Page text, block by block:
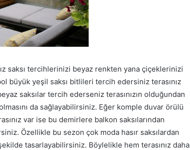
saksı tercihlerinizi beyaz renkten yana çiçeklerinizi
büyük yeşil saksı bitlileri tercih edersiniz terasınız
saksılar tercih ederseniz terasınızın olduğundan
da sağlayabilirsiniz. Eğer komple duvar örülü
var ise bu demirlere balkon saksılarından
Özellikle bu sezon çok moda hasır saksılardan
tasarlayabilirsiniz. Böylelikle hem terasınız daha